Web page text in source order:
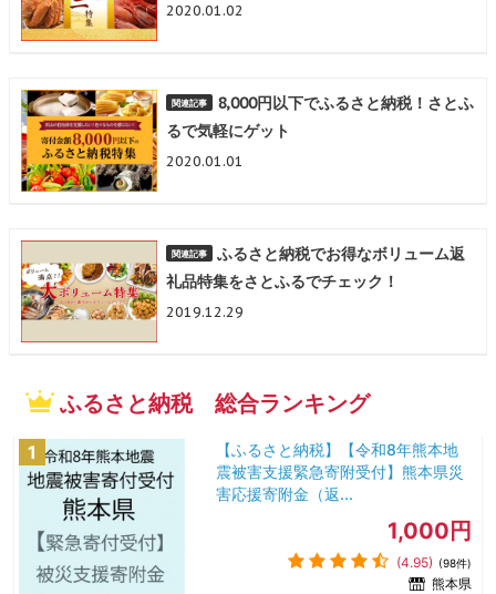
2020.01.02
8,000円以下でふるさと納税！さとふ
るで気軽にゲット
2020.01.01
ふるさと納税でお得なボリューム返
礼品特集をさとふるでチェック！
2019.12.29